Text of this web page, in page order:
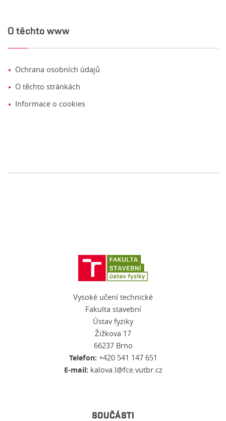
O těchto www
Ochrana osobních údajů
O těchto stránkách
Informace o cookies
Vysoké učení technické
Fakulta stavební
Ústav fyziky
Žižkova 17
66237 Brno
Telefon: +420 541 147 651
E-mail: kalova.l@fce.vutbr.cz
SOUČÁSTI